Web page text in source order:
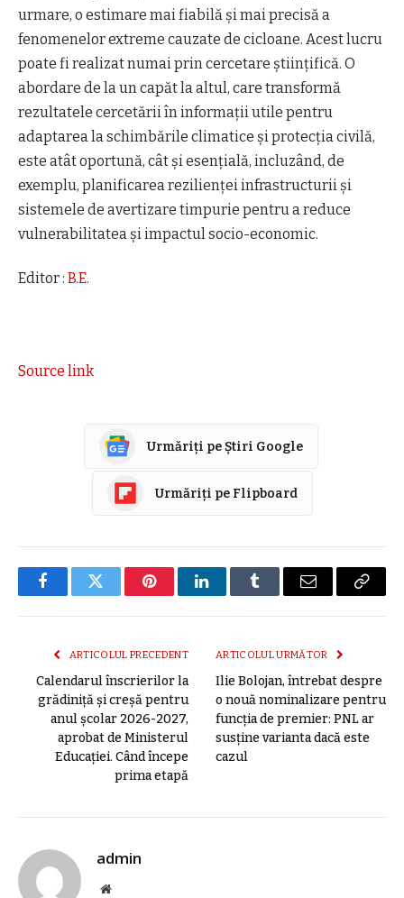
urmare, o estimare mai fiabilă și mai precisă a
fenomenelor extreme cauzate de cicloane. Acest lucru
poate fi realizat numai prin cercetare științifică. O
abordare de la un capăt la altul, care transformă
rezultatele cercetării în informații utile pentru
adaptarea la schimbările climatice și protecția civilă,
este atât oportună, cât și esențială, incluzând, de
exemplu, planificarea rezilienței infrastructurii și
sistemele de avertizare timpurie pentru a reduce
vulnerabilitatea și impactul socio-economic.
Editor : B.E.
Source link
Urmăriți pe Știri Google
Urmăriți pe Flipboard
FacebookTwitter PinterestLinkedInTumblr E-
ARTICOLUL PRECEDENT
Calendarul înscrierilor la
grădiniță și creșă pentru
anul școlar 2026-2027,
aprobat de Ministerul
Educației. Când începe
prima etapă
ARTICOLUL URMĂTOR
Ilie Bolojan, întrebat despre
o nouă nominalizare pentru
funcția de premier: PNL ar
susține varianta dacă este
cazul
admin
Site